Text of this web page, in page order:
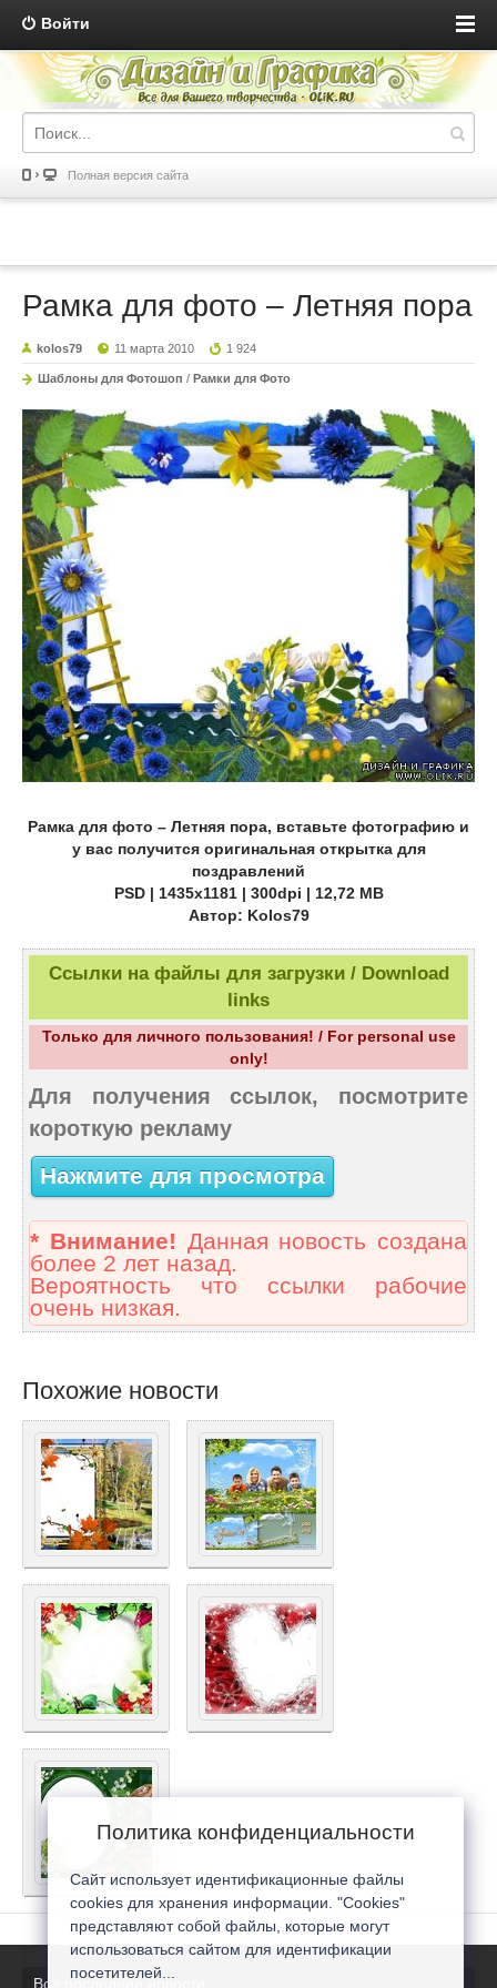
Войти
Полная версия сайта
Рамка для фото – Летняя пора
kolos79 11 марта 2010 1 924
Шаблоны для Фотошоп / Рамки для Фото
Рамка для фото – Летняя пора, вставьте фотографию и
у вас получится оригинальная открытка для
поздравлений
PSD | 1435х1181 | 300dpi | 12,72 МB
Автор: Kolos79
Ссылки на файлы для загрузки / Download
links
Только для личного пользования! / For personal use
only!
Для получения ссылок, посмотрите
короткую рекламу
Нажмите для просмотра
* Внимание! Данная новость создана
более 2 лет назад.
Вероятность что ссылки рабочие
очень низкая.
Похожие новости
Все последние новости
Политика конфиденциальности
Сайт использует идентификационные файлы
cookies для хранения информации. "Cookies"
представляют собой файлы, которые могут
использоваться сайтом для идентификации
посетителей...